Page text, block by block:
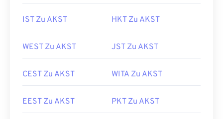
IST Zu AKST HKT Zu AKST
WEST Zu AKST JST Zu AKST
CEST Zu AKST WITA Zu AKST
EEST Zu AKST PKT Zu AKST